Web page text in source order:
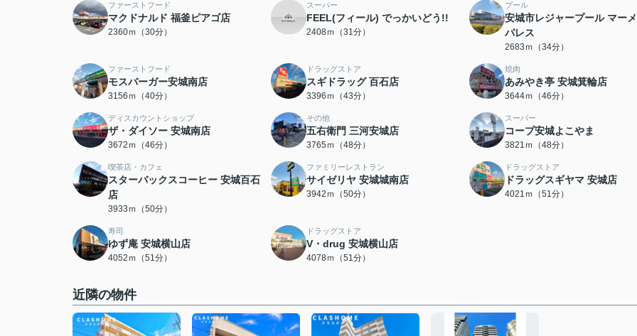
ファーストフード
マクドナルド 福釜ピアゴ店
2360ｍ（30分）
スーパー
FEEL(フィール) でっかいどう!!
2408ｍ（31分）
プール
安城市レジャープール マー
パレス
2683ｍ（34分）
ファーストフード
モスバーガー安城南店
3156ｍ（40分）
ドラッグストア
スギドラッグ 百石店
3396ｍ（43分）
焼肉
あみやき亭 安城箕輪店
3644ｍ（46分）
ディスカウントショップ
ザ・ダイソー 安城南店
3672ｍ（46分）
その他
五右衛門 三河安城店
3765ｍ（48分）
スーパー
コープ安城よこやま
3821ｍ（48分）
喫茶店・カフェ
スターバックスコーヒー 安城百石
店
3933ｍ（50分）
ファミリーレストラン
サイゼリヤ 安城城南店
3942ｍ（50分）
ドラッグストア
ドラッグスギヤマ 安城店
4021ｍ（51分）
寿司
ゆず庵 安城横山店
4052ｍ（51分）
ドラッグストア
V・drug 安城横山店
4078ｍ（51分）
近隣の物件